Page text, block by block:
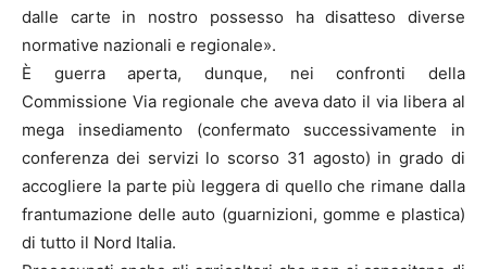
dalle carte in nostro possesso ha disatteso diverse
normative nazionali e regionale».
È guerra aperta, dunque, nei confronti della
Commissione Via regionale che aveva dato il via libera al
mega insediamento (confermato successivamente in
conferenza dei servizi lo scorso 31 agosto) in grado di
accogliere la parte più leggera di quello che rimane dalla
frantumazione delle auto (guarnizioni, gomme e plastica)
di tutto il Nord Italia.